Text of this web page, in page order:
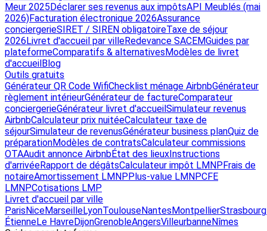
Meur 2025Déclarer ses revenus aux impôtsAPI Meublés (mai
2026)Facturation électronique 2026Assurance
conciergerieSIRET / SIREN obligatoireTaxe de séjour
2026Livret d'accueil par villeRedevance SACEMGuides par
plateformeComparatifs & alternativesModèles de livret
d'accueilBlog
Outils gratuits
Générateur QR Code WifiChecklist ménage AirbnbGénérateur
règlement intérieurGénérateur de factureComparateur
conciergerieGénérateur livret d'accueilSimulateur revenus
AirbnbCalculateur prix nuitéeCalculateur taxe de
séjourSimulateur de revenusGénérateur business planQuiz de
préparationModèles de contratsCalculateur commissions
OTAAudit annonce AirbnbÉtat des lieuxInstructions
d'arrivéeRapport de dégâtsCalculateur impôt LMNPFrais de
notaireAmortissement LMNPPlus-value LMNPCFE
LMNPCotisations LMP
Livret d'accueil par ville
ParisNiceMarseilleLyonToulouseNantesMontpellierStrasbourg
ÉtienneLe HavreDijonGrenobleAngersVilleurbanneNîmes